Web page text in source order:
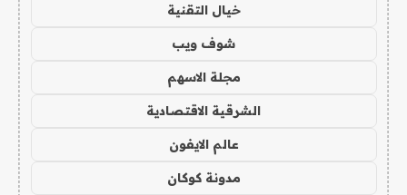
خيال التقنية
شوف ويب
مجلة الاسهم
الشرقية الاقتصادية
عالم الايفون
مدونة كوكان